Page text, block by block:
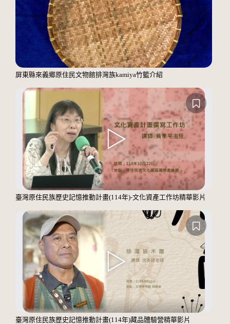
屏東縣來義鄉原住民文物館排灣族kamiya竹籃介紹
臺灣原住民族歷史記憶推動計畫(114年)-文化資產工作坊精華影片
臺灣原住民族歷史記憶推動計畫(114年)藏品體驗營精華影片